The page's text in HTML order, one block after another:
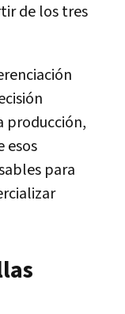
de los tres
producción,
esos
para